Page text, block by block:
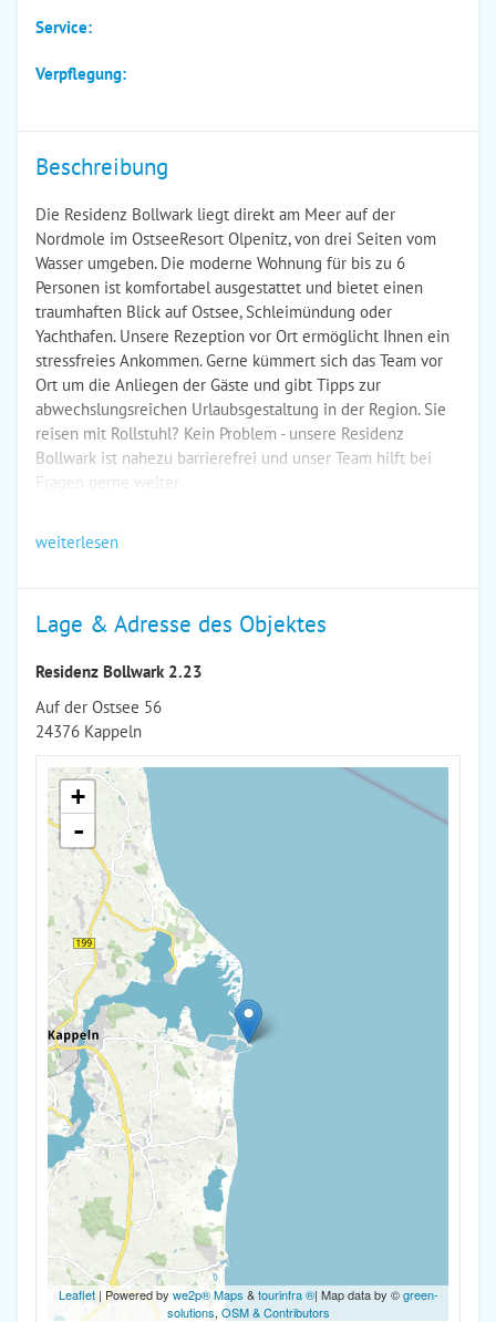
Service:
Verpflegung:
Beschreibung
Die Residenz Bollwark liegt direkt am Meer auf der
Nordmole im OstseeResort Olpenitz, von drei Seiten vom
Wasser umgeben. Die moderne Wohnung für bis zu 6
Personen ist komfortabel ausgestattet und bietet einen
traumhaften Blick auf Ostsee, Schleimündung oder
Yachthafen. Unsere Rezeption vor Ort ermöglicht Ihnen ein
stressfreies Ankommen. Gerne kümmert sich das Team vor
Ort um die Anliegen der Gäste und gibt Tipps zur
abwechslungsreichen Urlaubsgestaltung in der Region. Sie
reisen mit Rollstuhl? Kein Problem - unsere Residenz
Bollwark ist nahezu barrierefrei und unser Team hilft bei
Fragen gerne weiter.
weiterlesen
Lage & Adresse des Objektes
Residenz Bollwark 2.23
Auf der Ostsee 56
24376 Kappeln
+
-
Leaflet| Powered by we2p® Maps &tourinfra ®| Map data by ©green-
solutions, OSM & Contributors